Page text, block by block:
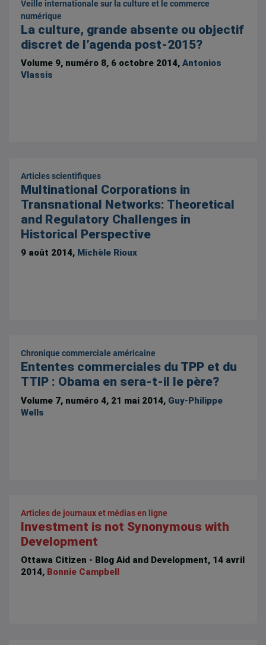
Veille internationale sur la culture et le commerce
numérique
La culture, grande absente ou objectif
discret de l’agenda post-2015?
Volume 9, numéro 8, 6 octobre 2014,Antonios
Vlassis
Articles scientifiques
Multinational Corporations in
Transnational Networks: Theoretical
and Regulatory Challenges in
Historical Perspective
9 août 2014, Michèle Rioux
Chronique commerciale américaine
Ententes commerciales du TPP et du
TTIP : Obama en sera-t-il le père?
Volume 7, numéro 4, 21 mai 2014, Guy-Philippe
Wells
Articles de journaux et médias en ligne
Investment is not Synonymous with
Development
Ottawa Citizen - Blog Aid and Development, 14 avril
2014, Bonnie Campbell